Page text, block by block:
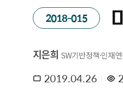
2018-015
지은희 SW기반정책·인재
2019.04.26